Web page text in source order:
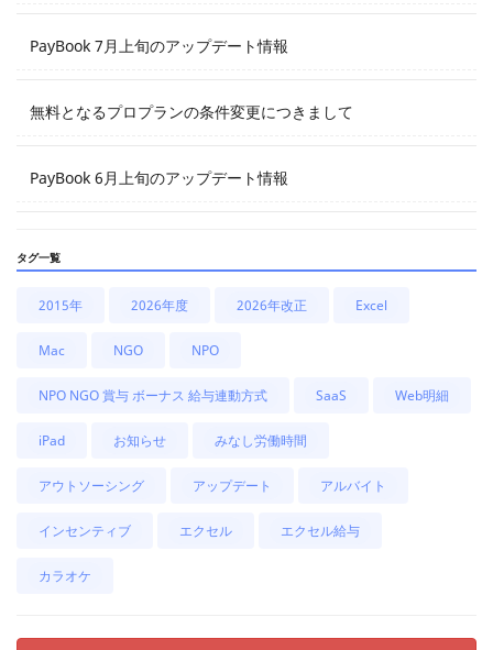
PayBook 7月上旬のアップデート情報
無料となるプロプランの条件変更につきまして
PayBook 6月上旬のアップデート情報
タグ一覧
2015年 2026年度 2026年改正 Excel
Mac NGO NPO
NPO NGO 賞与 ボーナス 給与連動方式 SaaS Web明細
iPad お知らせ みなし労働時間
アウトソーシング アップデート アルバイト
インセンティブ エクセル エクセル給与
カラオケ